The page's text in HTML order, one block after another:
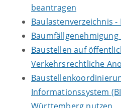
beantragen
Baulastenverzeichnis
Baustellen auf
Verkehrsrechtliche
Informationssystem